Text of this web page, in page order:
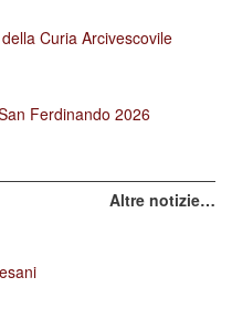
Curia Arcivescovile
Ferdinando 2026
Altre notizie…